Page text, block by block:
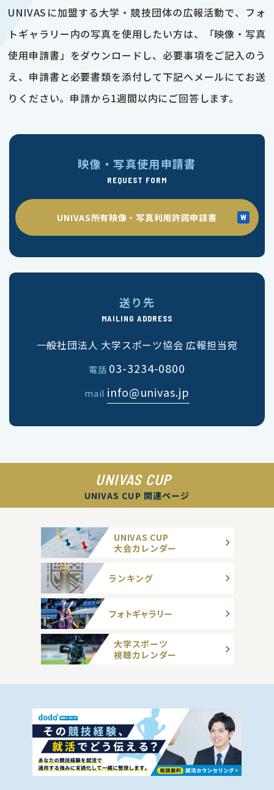
UNIVASに加盟する大学・競技団体の広報活動で、フォ
トギャラリー内の写真を使用したい方は、「映像・写真
使用申請書」をダウンロードし、必要事項をご記入のう
え、申請書と必要書類を添付して下記へメールにてお送
りください。申請から1週間以内にご回答します。
映像・写真使用申請書
REQUEST FORM
UNIVAS所有映像・写真利用許諾申請書
送り先
MAILING ADDRESS
一般社団法人 大学スポーツ協会 広報担当宛
電話 03-3234-0800
mail info@univas.jp
UNIVAS CUP
UNIVAS CUP 関連ページ
UNIVAS CUP
大会カレンダー
ランキング
フォトギャラリー
大学スポーツ
視聴カレンダー